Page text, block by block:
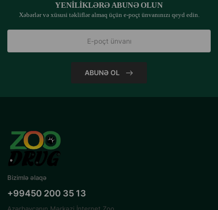
YENILIKLƏRƏ ABUNƏ OLUN
Xəbərlər və xüsusi təkliflər almaq üçün e-poçt ünvanınızı qeyd edin.
ABUNƏ OL
Bizimlə əlaqə
+99450 200 35 13